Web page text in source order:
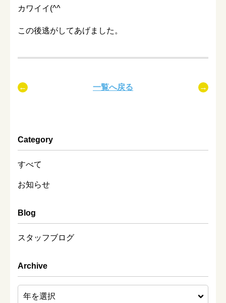
カワイイ(^^
この後逃がしてあげました。
一覧へ戻る
Category
すべて
お知らせ
Blog
スタッフブログ
Archive